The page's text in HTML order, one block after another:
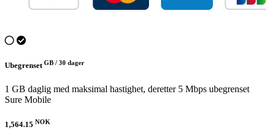
UbegrensetGB / 30 dager
1 GB daglig med maksimal hastighet, deretter 5 Mbps ubegrenset
Sure Mobile
1,564.15 NOK